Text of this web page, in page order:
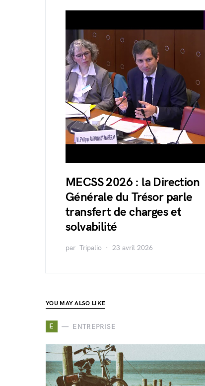
MECSS 2026 : la Direction
Générale du Trésor parle
transfert de charges et
solvabilité
par Tripalio 23 avril 2026
YOU MAY ALSO LIKE
E ENTREPRISE